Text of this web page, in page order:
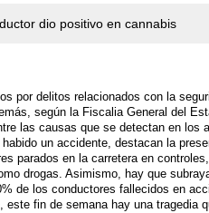
dio positivo en cannabis
por delitos relacionados con la
según la Fiscalia General del
las causas que se detectan en los
un accidente, destacan la
parados en la carretera en
drogas. Asimismo, hay que
de los conductores fallecidos en
fin de semana hay una tragedia